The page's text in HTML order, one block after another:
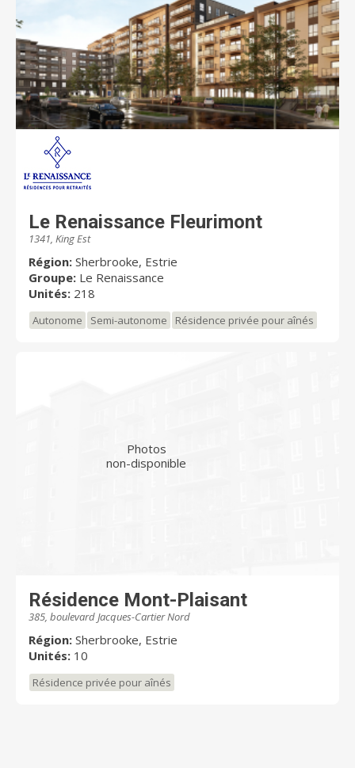
Le Renaissance Fleurimont
1341, King Est
Région: Sherbrooke, Estrie
Groupe: Le Renaissance
Unités: 218
Autonome Semi-autonome Résidence privée pour aînés
Photos
non-disponible
Résidence Mont-Plaisant
385, boulevard Jacques-Cartier Nord
Région: Sherbrooke, Estrie
Unités: 10
Résidence privée pour aînés